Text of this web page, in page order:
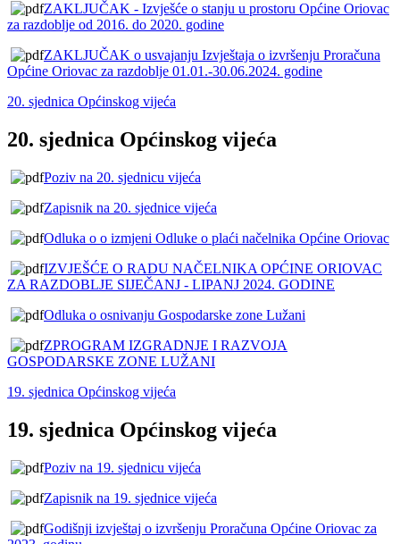
ZAKLJUČAK - Izvješće o stanju u prostoru Općine Oriovac
za razdoblje od 2016. do 2020. godine
ZAKLJUČAK o usvajanju Izvještaja o izvršenju Proračuna
Općine Oriovac za razdoblje 01.01.-30.06.2024. godine
20. sjednica Općinskog vijeća
20. sjednica Općinskog vijeća
Poziv na 20. sjednicu vijeća
Zapisnik na 20. sjednice vijeća
Odluka o o izmjeni Odluke o plaći načelnika Općine Oriovac
IZVJEŠĆE O RADU NAČELNIKA OPĆINE ORIOVAC
ZA RAZDOBLJE SIJEČANJ - LIPANJ 2024. GODINE
Odluka o osnivanju Gospodarske zone Lužani
ZPROGRAM IZGRADNJE I RAZVOJA
GOSPODARSKE ZONE LUŽANI
19. sjednica Općinskog vijeća
19. sjednica Općinskog vijeća
Poziv na 19. sjednicu vijeća
Zapisnik na 19. sjednice vijeća
Godišnji izvještaj o izvršenju Proračuna Općine Oriovac za